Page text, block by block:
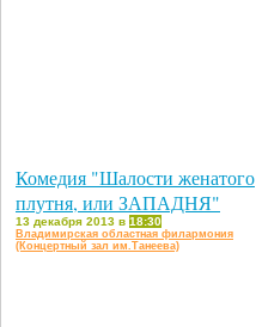
Комедия "Шалости женатого
плутня, или ЗАПАДНЯ"
13 декабря 2013 в 18:30
Владимирская областная филармония
(Концертный зал им.Танеева)